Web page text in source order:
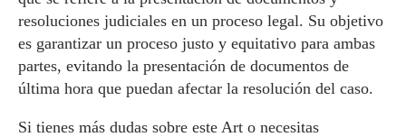
resoluciones judiciales en un proceso legal. Su objetivo
es garantizar un proceso justo y equitativo para ambas
partes, evitando la presentación de documentos de
última hora que puedan afectar la resolución del caso.
Si tienes más dudas sobre este Art o necesitas